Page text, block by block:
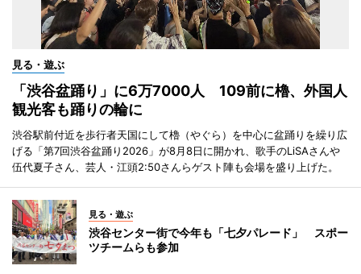
見る・遊ぶ
「渋谷盆踊り」に6万7000人 109前に櫓、外国人
観光客も踊りの輪に
渋谷駅前付近を歩行者天国にして櫓（やぐら）を中心に盆踊りを繰り広
げる「第7回渋谷盆踊り2026」が8月8日に開かれ、歌手のLiSAさんや
伍代夏子さん、芸人・江頭2:50さんらゲスト陣も会場を盛り上げた。
見る・遊ぶ
渋谷センター街で今年も「七夕パレード」 スポー
ツチームらも参加